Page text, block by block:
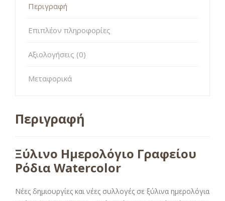
Περιγραφή
Επιπλέον πληροφορίες
Αξιολογήσεις (0)
Μεταφορικά
Περιγραφή
Ξύλινο Ημερολόγιο Γραφείου
Ρόδια Watercolor
Νέες δημιουργίες και νέες συλλογές σε ξύλινα ημερολόγια